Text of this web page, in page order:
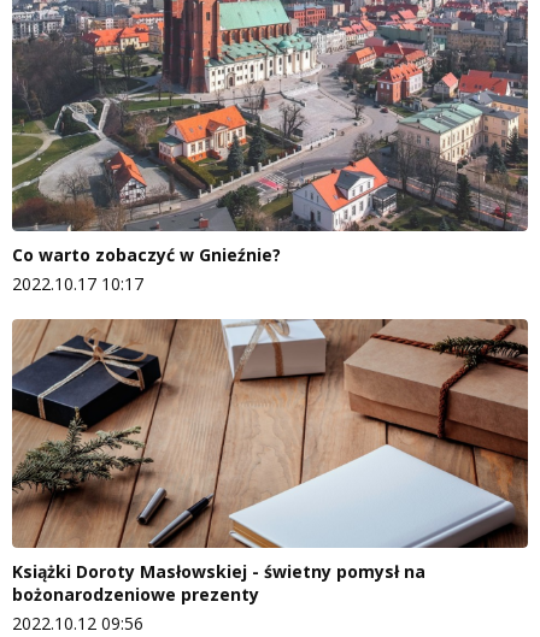
Co warto zobaczyć w Gnieźnie?
2022.10.17 10:17
Książki Doroty Masłowskiej - świetny pomysł na
bożonarodzeniowe prezenty
2022.10.12 09:56